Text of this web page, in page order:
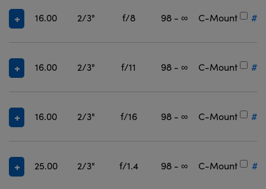
16.00 2/3" f/8 98 - ∞ C-Mount
16.00 2/3" f/11 98 - ∞ C-Mount
16.00 2/3" f/16 98 - ∞ C-Mount
25.00 2/3" f/1.4 98 - ∞ C-Mount